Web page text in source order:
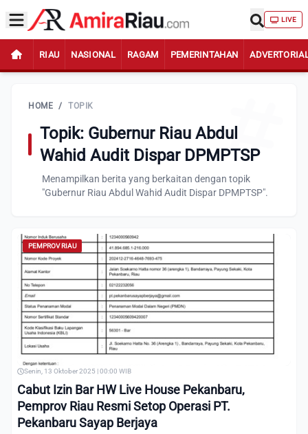
LIVE
RIAU NASIONAL RAGAM PEMERINTAHAN
HOME / TOPIK
Topik: Gubernur Riau Abdul
Wahid Audit Dispar DPMPTSP
Menampilkan berita yang berkaitan dengan topik
"Gubernur Riau Abdul Wahid Audit Dispar DPMPTSP".
PEMPROV RIAU
Senin, 13 Oktober 2025 | 00:00 WIB
Cabut Izin Bar HW Live House Pekanbaru,
Pemprov Riau Resmi Setop Operasi PT.
Pekanbaru Sayap Berjaya